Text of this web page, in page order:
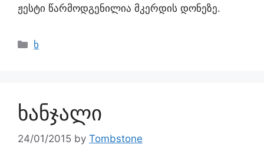
ჟესტი წარმოდგენილია მკერდის დონეზე.
ხ
ხანჯალი
24/01/2015 by Tombstone